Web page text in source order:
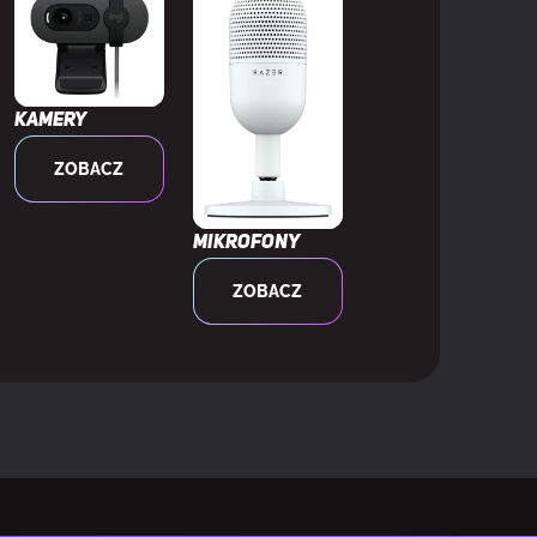
Pro
Kamery
ZOBACZ
Mikrofony
ZOBACZ